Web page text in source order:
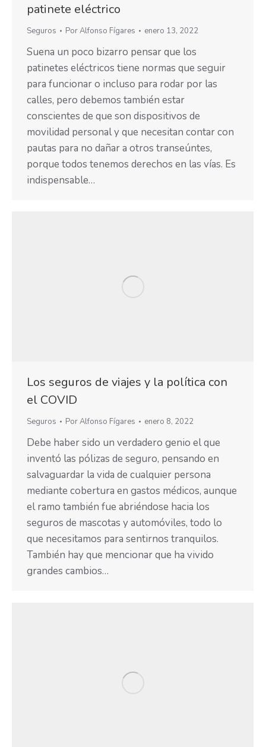
patinete eléctrico
Seguros PorAlfonso Fígares enero 13, 2022
Suena un poco bizarro pensar que los
patinetes eléctricos tiene normas que seguir
para funcionar o incluso para rodar por las
calles, pero debemos también estar
conscientes de que son dispositivos de
movilidad personal y que necesitan contar con
pautas para no dañar a otros transeúntes,
porque todos tenemos derechos en las vías. Es
indispensable…
Los seguros de viajes y la política con
el COVID
Seguros PorAlfonso Fígares enero 8, 2022
Debe haber sido un verdadero genio el que
inventó las pólizas de seguro, pensando en
salvaguardar la vida de cualquier persona
mediante cobertura en gastos médicos, aunque
el ramo también fue abriéndose hacia los
seguros de mascotas y automóviles, todo lo
que necesitamos para sentirnos tranquilos.
También hay que mencionar que ha vivido
grandes cambios…